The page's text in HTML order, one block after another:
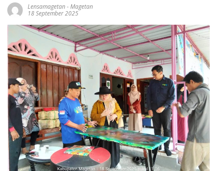
Lensamagetan-Magetan
18 September 2025